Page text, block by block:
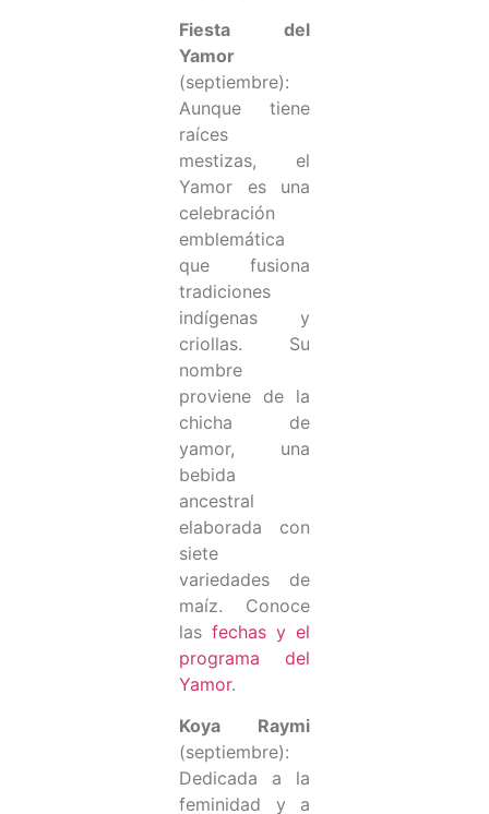
Fiesta del
Yamor
(septiembre):
Aunque tiene
raíces
mestizas, el
Yamor es una
celebración
emblemática
que fusiona
tradiciones
indígenas y
criollas. Su
nombre
proviene de la
chicha de
yamor, una
bebida
ancestral
elaborada con
siete
variedades de
maíz. Conoce
las fechas y el
programa del
Yamor.
Koya Raymi
(septiembre):
Dedicada a la
feminidad y a